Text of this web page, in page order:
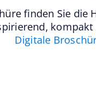
finden Sie
Digitale